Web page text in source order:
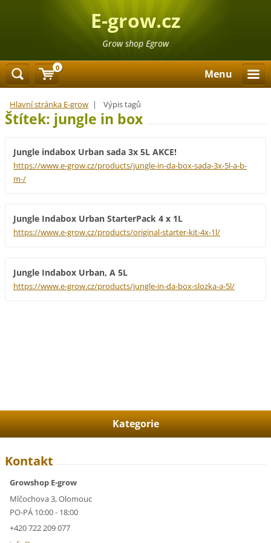
E-grow.cz
Grow shop Egrow
Menu
Hlavní stránka E-grow | Výpis tagů
Štítek: jungle in box
Jungle indabox Urban sada 3x 5L AKCE!
https://www.e-grow.cz/products/jungle-in-da-box-sada-3x-5l-a-b-
m-/
Jungle Indabox Urban StarterPack 4 x 1L
https://www.e-grow.cz/products/original-starter-kit-4x-1l/
Jungle Indabox Urban, A 5L
https://www.e-grow.cz/products/jungle-in-da-box-slozka-a-5l/
Kategorie
Kontakt
Growshop E-grow
Mlčochova 3, Olomouc
PO-PÁ 10:00 - 18:00
+420 722 209 077
0